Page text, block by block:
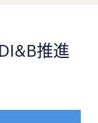
推進